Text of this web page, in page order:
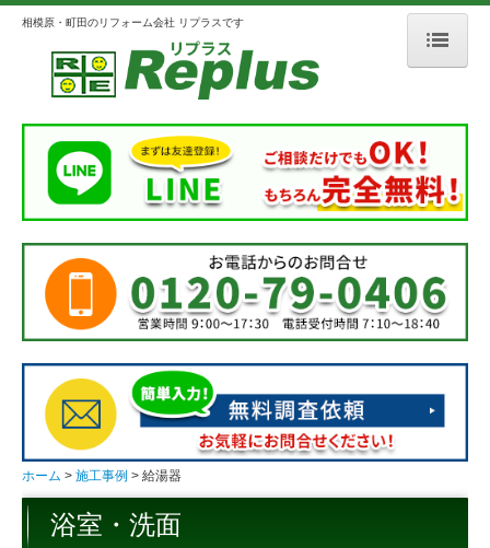
ホーム
会社案内
選ばれる理由
3つのこだわり
メディア掲載
人柄のよいスタッフ紹介
施工事例
外壁・屋根
浴室・洗面
トイレ
相模原・町田のリフォーム会社 リプラスです
ホーム 施工事例 給湯器
浴室・洗面